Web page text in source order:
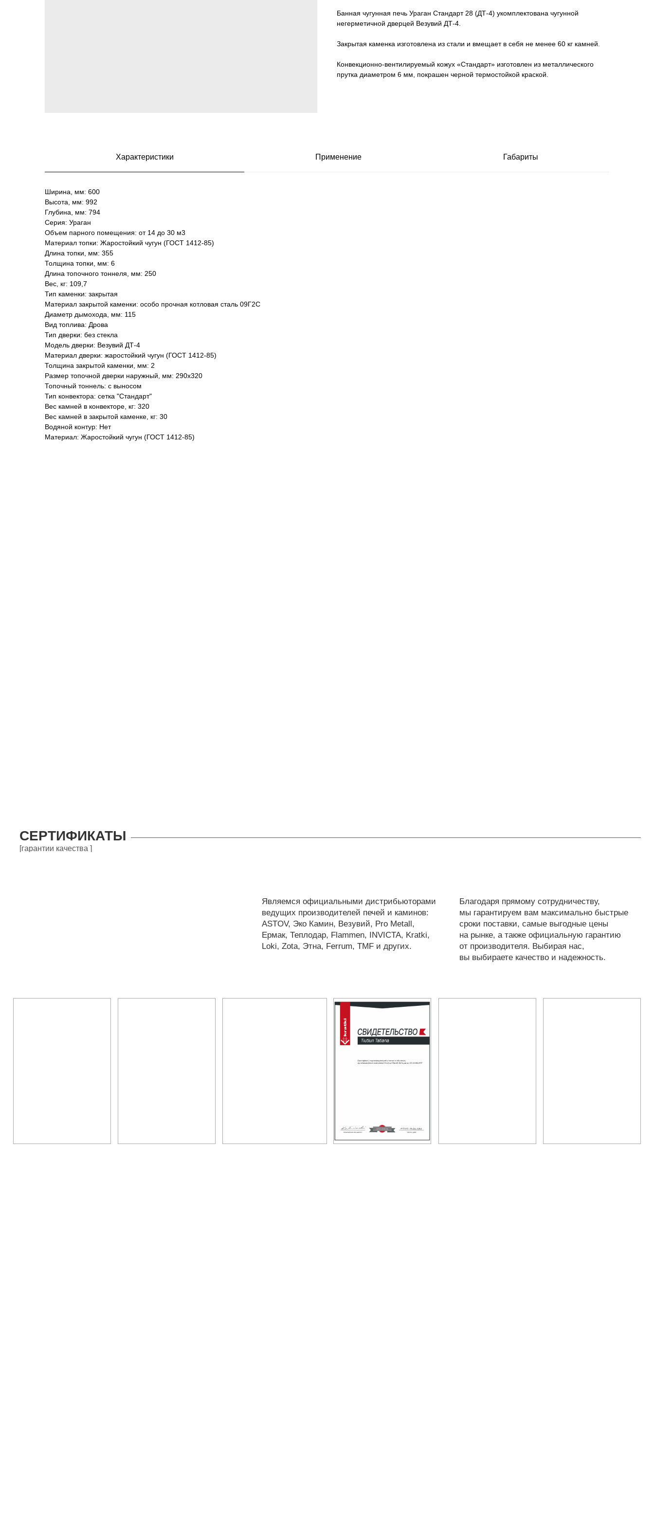
Банная чугунная печь Ураган Стандарт 28 (ДТ-4) укомплектована чугунной
негерметичной дверцей Везувий ДТ-4.
Закрытая каменка изготовлена из стали и вмещает в себя не менее 60 кг камней.
Конвекционно-вентилируемый кожух «Стандарт» изготовлен из металлического
прутка диаметром 6 мм, покрашен черной термостойкой краской.
Характеристики Применение Габариты
Ширина, мм: 600
Высота, мм: 992
Глубина, мм: 794
Серия: Ураган
Объем парного помещения: от 14 до 30 м3
Материал топки: Жаростойкий чугун (ГОСТ 1412-85)
Длина топки, мм: 355
Толщина топки, мм: 6
Длина топочного тоннеля, мм: 250
Вес, кг: 109,7
Тип каменки: закрытая
Материал закрытой каменки: особо прочная котловая сталь 09Г2С
Диаметр дымохода, мм: 115
Вид топлива: Дрова
Тип дверки: без стекла
Модель дверки: Везувий ДТ-4
Материал дверки: жаростойкий чугун (ГОСТ 1412-85)
Толщина закрытой каменки, мм: 2
Размер топочной дверки наружный, мм: 290х320
Топочный тоннель: с выносом
Тип конвектора: cетка "Стандарт"
Вес камней в конвекторе, кг: 320
Вес камней в закрытой каменке, кг: 30
Водяной контур: Нет
Материал: Жаростойкий чугун (ГОСТ 1412-85)
СЕРТИФИКАТЫ
[гарантии качества ]
Являемся официальными дистрибьюторами
ведущих производителей печей и каминов:
ASTOV, Эко Камин, Везувий, Pro Metall,
Ермак, Теплодар, Flammen, INVICTA, Kratki,
Loki, Zota, Этна, Ferrum, TMF и других.
Благодаря прямому сотрудничеству,
мы гарантируем вам максимально быстрые
сроки поставки, самые выгодные цены
на рынке, а также официальную гарантию
от производителя. Выбирая нас,
вы выбираете качество и надежность.